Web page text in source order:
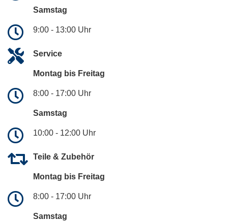
Samstag
9:00 - 13:00 Uhr
Service
Montag bis Freitag
8:00 - 17:00 Uhr
Samstag
10:00 - 12:00 Uhr
Teile & Zubehör
Montag bis Freitag
8:00 - 17:00 Uhr
Samstag